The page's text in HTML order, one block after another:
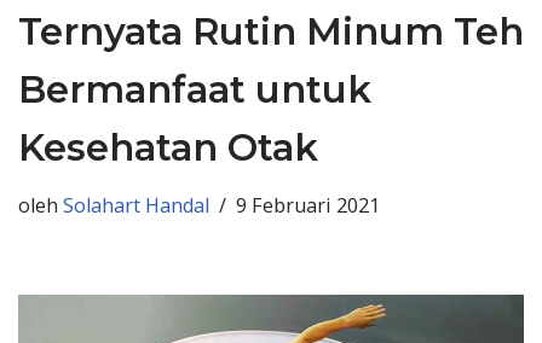
Ternyata Rutin Minum Teh
Bermanfaat untuk
Kesehatan Otak
oleh Solahart Handal 9 Februari 2021